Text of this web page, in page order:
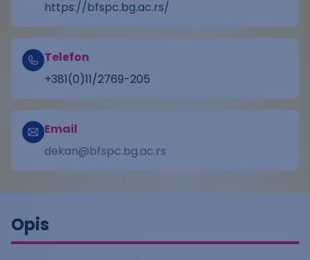
https://bfspc.bg.ac.rs/
Telefon
+381(0)11/2769-205
Email
dekan@bfspc.bg.ac.rs
Opis